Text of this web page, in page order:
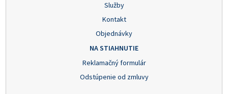
Služby
Kontakt
Objednávky
NA STIAHNUTIE
Reklamačný formulár
Odstúpenie od zmluvy